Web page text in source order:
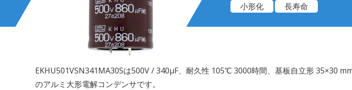
小形化
長寿命
EKHU501VSN341MA30Sは500V / 340µF、耐久性 105℃ 3000時間、基板自立形 35×30
のアルミ大形電解コンデンサです。